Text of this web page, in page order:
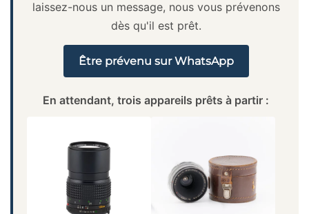
laissez-nous un message, nous vous prévenons
dès qu'il est prêt.
Être prévenu sur WhatsApp
En attendant, trois appareils prêts à partir :